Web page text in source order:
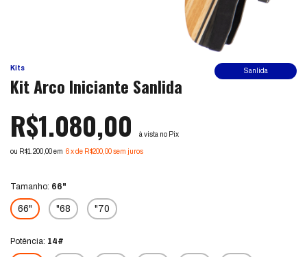
Kits
Kit Arco Iniciante Sanlida
Sanlida
R$1.080,00 à vista no Pix
ou R$1.200,00 em 6xde R$200,00sem juros
Tamanho: 66"
66" "68 "70
Potência: 14#